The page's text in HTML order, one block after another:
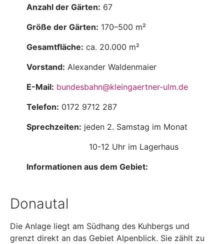
Anzahl der Gärten: 67
Größe der Gärten: 170–500 m²
Gesamtfläche: ca. 20.000 m²
Vorstand: Alexander Waldenmaier
E-Mail: bundesbahn@kleingaertner-ulm.de
Telefon: 0172 9712 287
Sprechzeiten: jeden 2. Samstag im Monat
10-12 Uhr im Lagerhaus
Informationen aus dem Gebiet:
Donautal
Die Anlage liegt am Südhang des Kuhbergs und
grenzt direkt an das Gebiet Alpenblick. Sie zählt zu